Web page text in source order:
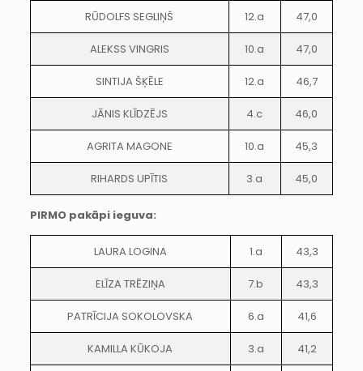
RŪDOLFS SEGLIŅŠ 12.a 47,0
ALEKSS VINGRIS 10.a 47,0
SINTIJA ŠĶĒLE 12.a 46,7
JĀNIS KLĪDZĒJS 4.c 46,0
AGRITA MAGONE 10.a 45,3
RIHARDS UPĪTIS 3.a 45,0
PIRMO pakāpi ieguva:
LAURA LOGINA 1.a 43,3
ELĪZA TRĒZIŅA 7.b 43,3
PATRĪCIJA SOKOLOVSKA 6.a 41,6
KAMILLA KŪKOJA 3.a 41,2